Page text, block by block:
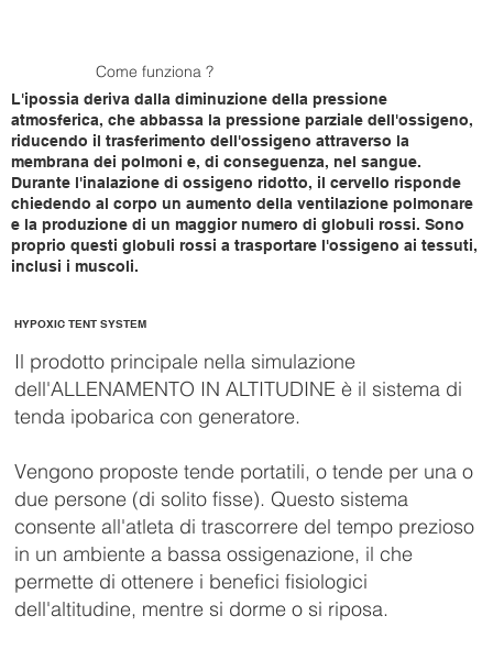
HYPOXIC TENT SYSTEM
Il prodotto principale nella simulazione
dell'ALLENAMENTO IN ALTITUDINE è il sistema di
tenda ipobarica con generatore.
Vengono proposte tende portatili, o tende per una o
due persone (di solito fisse). Questo sistema
consente all'atleta di trascorrere del tempo prezioso
in un ambiente a bassa ossigenazione, il che
permette di ottenere i benefici fisiologici
dell'altitudine, mentre si dorme o si riposa.
Come funziona ?
L'ipossia deriva dalla diminuzione della pressione
atmosferica, che abbassa la pressione parziale dell'ossigeno,
riducendo il trasferimento dell'ossigeno attraverso la
membrana dei polmoni e, di conseguenza, nel sangue.
Durante l'inalazione di ossigeno ridotto, il cervello risponde
chiedendo al corpo un aumento della ventilazione polmonare
e la produzione di un maggior numero di globuli rossi. Sono
proprio questi globuli rossi a trasportare l'ossigeno ai tessuti,
inclusi i muscoli.